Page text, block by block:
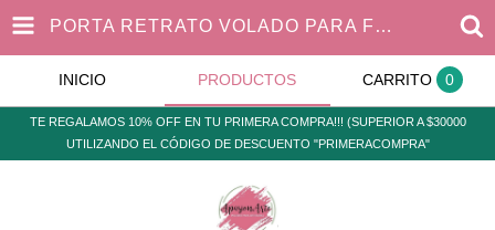
PORTA RETRATO VOLADO PARA FOTO 7X9CM
INICIO PRODUCTOS CARRITO 0
TE REGALAMOS 10% OFF EN TU PRIMERA COMPRA!!! (SUPERIOR A $30000
UTILIZANDO EL CÓDIGO DE DESCUENTO "PRIMERACOMPRA"